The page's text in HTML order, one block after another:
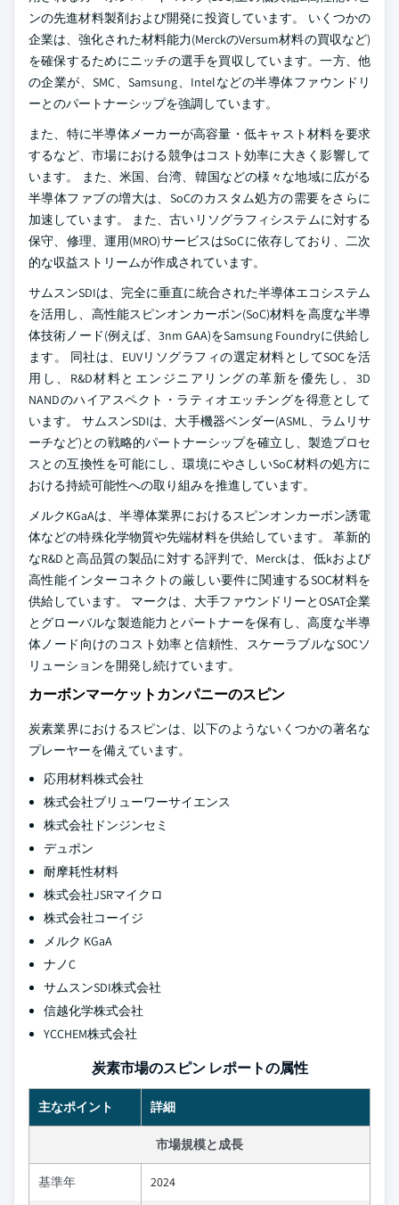
ンの先進材料製剤および開発に投資しています。 いくつかの
企業は、強化された材料能力(MerckのVersum材料の買収など)
を確保するためにニッチの選手を買収しています。一方、他
の企業が、SMC、Samsung、Intelなどの半導体ファウンドリ
ーとのパートナーシップを強調しています。
また、特に半導体メーカーが高容量・低キャスト材料を要求
するなど、市場における競争はコスト効率に大きく影響して
います。 また、米国、台湾、韓国などの様々な地域に広がる
半導体ファブの増大は、SoCのカスタム処方の需要をさらに
加速しています。 また、古いリソグラフィシステムに対する
保守、修理、運用(MRO)サービスはSoCに依存しており、二次
的な収益ストリームが作成されています。
サムスンSDIは、完全に垂直に統合された半導体エコシステム
を活用し、高性能スピンオンカーボン(SoC)材料を高度な半導
体技術ノード(例えば、3nm GAA)をSamsung Foundryに供給し
ます。 同社は、EUVリソグラフィの選定材料としてSOCを活
用し、R&D材料とエンジニアリングの革新を優先し、3D
NANDのハイアスペクト・ラティオエッチングを得意として
います。 サムスンSDIは、大手機器ベンダー(ASML、ラムリサ
ーチなど)との戦略的パートナーシップを確立し、製造プロセ
スとの互換性を可能にし、環境にやさしいSoC材料の処方に
おける持続可能性への取り組みを推進しています。
メルクKGaAは、半導体業界におけるスピンオンカーボン誘電
体などの特殊化学物質や先端材料を供給しています。 革新的
なR&Dと高品質の製品に対する評判で、Merckは、低kおよび
高性能インターコネクトの厳しい要件に関連するSOC材料を
供給しています。 マークは、大手ファウンドリーとOSAT企業
とグローバルな製造能力とパートナーを保有し、高度な半導
体ノード向けのコスト効率と信頼性、スケーラブルなSOCソ
リューションを開発し続けています。
カーボンマーケットカンパニーのスピン
炭素業界におけるスピンは、以下のようないくつかの著名な
プレーヤーを備えています。
応用材料株式会社
株式会社ブリューワーサイエンス
株式会社ドンジンセミ
デュポン
耐摩耗性材料
株式会社JSRマイクロ
株式会社コーイジ
メルク KGaA
ナノC
サムスンSDI株式会社
信越化学株式会社
YCCHEM株式会社
炭素市場のスピン レポートの属性
主なポイント 詳細
市場規模と成長
基準年 2024